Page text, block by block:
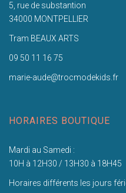
5, rue de substantion
34000 MONTPELLIER
Tram BEAUX ARTS
09 50 11 16 75
marie-aude@trocmodekids.fr
HORAIRES BOUTIQUE
Mardi au Samedi :
10H à 12H30 / 13H30 à 18H45
Horaires différents les jours